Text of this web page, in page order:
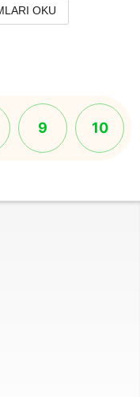
OKU
9 10